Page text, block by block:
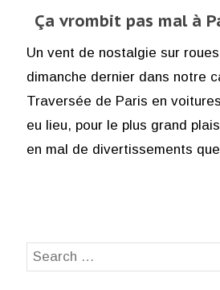
Ça vrombit pas mal à
Un vent de nostalgie sur
dimanche dernier dans notre
Traversée de Paris en
eu lieu, pour le plus grand
en mal de divertissements
Search